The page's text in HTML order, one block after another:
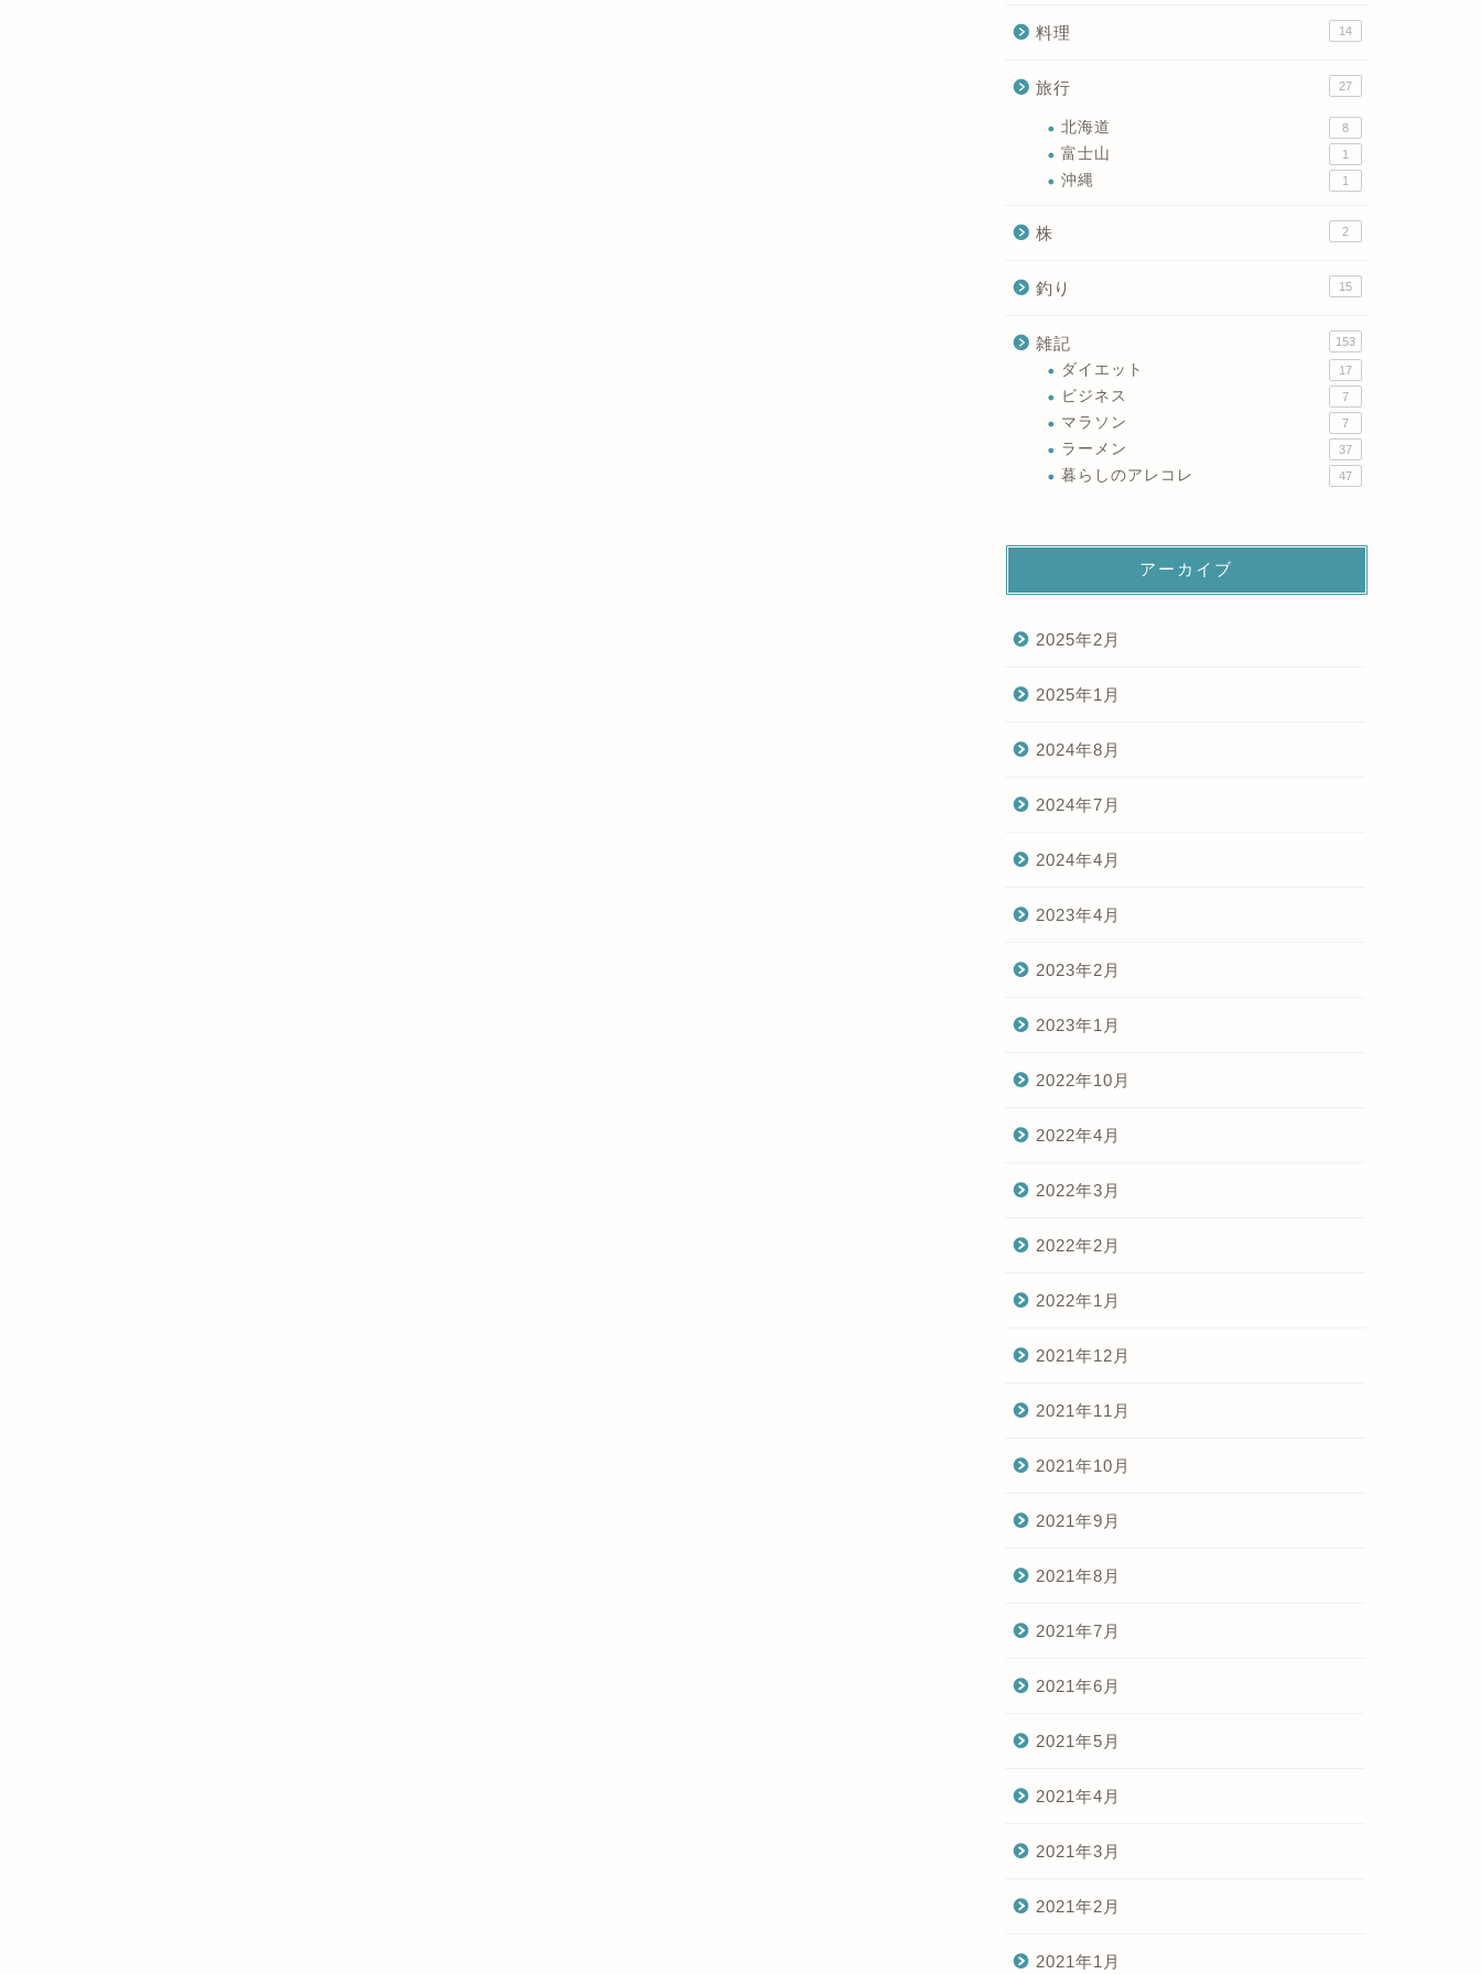
料理 14
旅行 27
北海道 8
富士山 1
沖縄 1
株 2
釣り 15
雑記 153
ダイエット 17
ビジネス 7
マラソン 7
ラーメン 37
暮らしのアレコレ 47
アーカイブ
2025年2月
2025年1月
2024年8月
2024年7月
2024年4月
2023年4月
2023年2月
2023年1月
2022年10月
2022年4月
2022年3月
2022年2月
2022年1月
2021年12月
2021年11月
2021年10月
2021年9月
2021年8月
2021年7月
2021年6月
2021年5月
2021年4月
2021年3月
2021年2月
2021年1月